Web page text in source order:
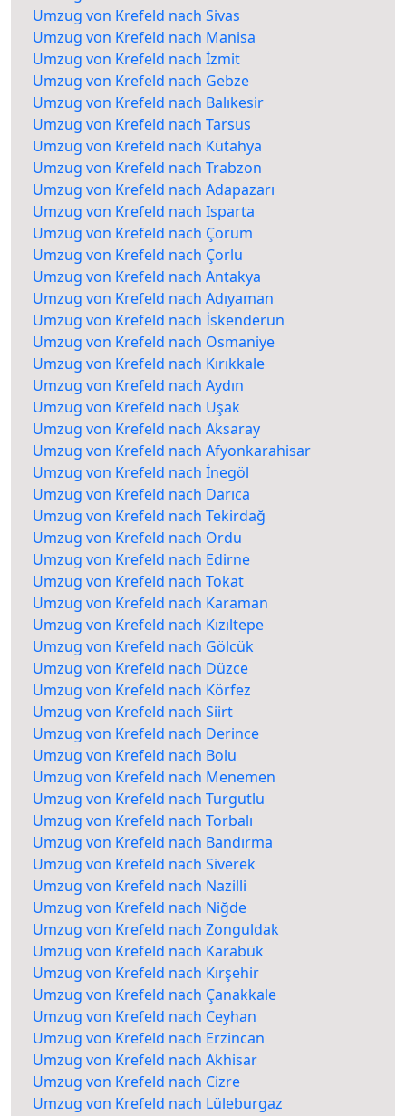
Umzug von Krefeld nach Sivas
Umzug von Krefeld nach Manisa
Umzug von Krefeld nach İzmit
Umzug von Krefeld nach Gebze
Umzug von Krefeld nach Balıkesir
Umzug von Krefeld nach Tarsus
Umzug von Krefeld nach Kütahya
Umzug von Krefeld nach Trabzon
Umzug von Krefeld nach Adapazarı
Umzug von Krefeld nach Isparta
Umzug von Krefeld nach Çorum
Umzug von Krefeld nach Çorlu
Umzug von Krefeld nach Antakya
Umzug von Krefeld nach Adıyaman
Umzug von Krefeld nach İskenderun
Umzug von Krefeld nach Osmaniye
Umzug von Krefeld nach Kırıkkale
Umzug von Krefeld nach Aydın
Umzug von Krefeld nach Uşak
Umzug von Krefeld nach Aksaray
Umzug von Krefeld nach Afyonkarahisar
Umzug von Krefeld nach İnegöl
Umzug von Krefeld nach Darıca
Umzug von Krefeld nach Tekirdağ
Umzug von Krefeld nach Ordu
Umzug von Krefeld nach Edirne
Umzug von Krefeld nach Tokat
Umzug von Krefeld nach Karaman
Umzug von Krefeld nach Kızıltepe
Umzug von Krefeld nach Gölcük
Umzug von Krefeld nach Düzce
Umzug von Krefeld nach Körfez
Umzug von Krefeld nach Siirt
Umzug von Krefeld nach Derince
Umzug von Krefeld nach Bolu
Umzug von Krefeld nach Menemen
Umzug von Krefeld nach Turgutlu
Umzug von Krefeld nach Torbalı
Umzug von Krefeld nach Bandırma
Umzug von Krefeld nach Siverek
Umzug von Krefeld nach Nazilli
Umzug von Krefeld nach Niğde
Umzug von Krefeld nach Zonguldak
Umzug von Krefeld nach Karabük
Umzug von Krefeld nach Kırşehir
Umzug von Krefeld nach Çanakkale
Umzug von Krefeld nach Ceyhan
Umzug von Krefeld nach Erzincan
Umzug von Krefeld nach Akhisar
Umzug von Krefeld nach Cizre
Umzug von Krefeld nach Lüleburgaz